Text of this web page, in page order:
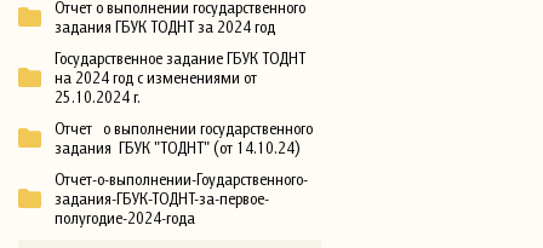
Отчет о выполнении государственного
задания ГБУК ТОДНТ за 2024 год
Государственное задание ГБУК ТОДНТ
на 2024 год с изменениями от
25.10.2024 г.
Отчет о выполнении государственного
задания ГБУК "ТОДНТ" (от 14.10.24)
Отчет-о-выполнении-Гоударственного-
задания-ГБУК-ТОДНТ-за-первое-
полугодие-2024-года